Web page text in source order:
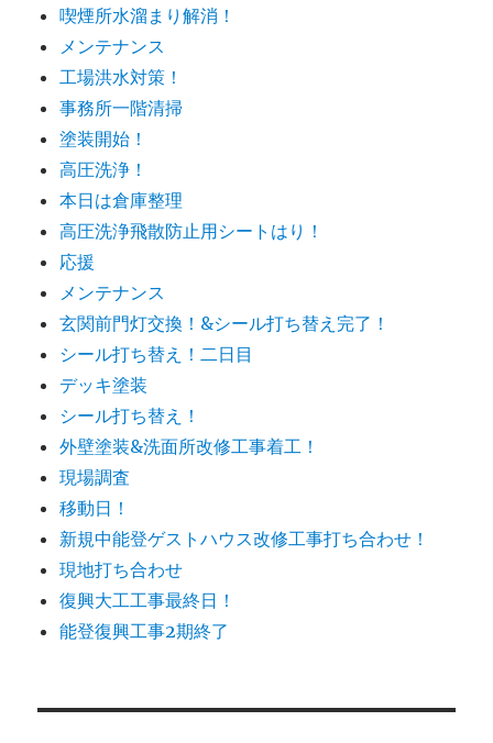
喫煙所水溜まり解消！
メンテナンス
工場洪水対策！
事務所一階清掃
塗装開始！
高圧洗浄！
本日は倉庫整理
高圧洗浄飛散防止用シートはり！
応援
メンテナンス
玄関前門灯交換！&シール打ち替え完了！
シール打ち替え！二日目
デッキ塗装
シール打ち替え！
外壁塗装&洗面所改修工事着工！
現場調査
移動日！
新規中能登ゲストハウス改修工事打ち合わせ！
現地打ち合わせ
復興大工工事最終日！
能登復興工事2期終了